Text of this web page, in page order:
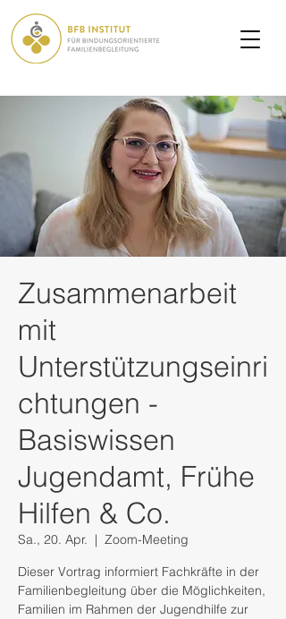
Zusammenarbeit
mit
Unterstützungseinri
chtungen -
Basiswissen
Jugendamt, Frühe
Hilfen & Co.
Sa., 20. Apr.
  |
Zoom-Meeting
Dieser Vortrag informiert Fachkräfte in der
Familienbegleitung über die Möglichkeiten,
Familien im Rahmen der Jugendhilfe zur